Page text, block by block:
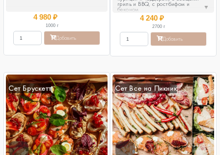
4 980₽
1000г
Добавить
гриль и BBQ, с ростбифом и
беконом ▼
4 240₽
2700г
Добавить
Сет Брускетт Сет Все на Пикник